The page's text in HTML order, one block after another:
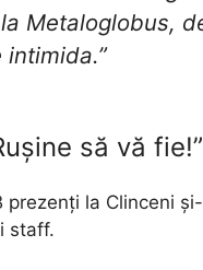
Metaloglobus,
intimida.”
să vă fie!”
prezenți la Clinceni
staff.